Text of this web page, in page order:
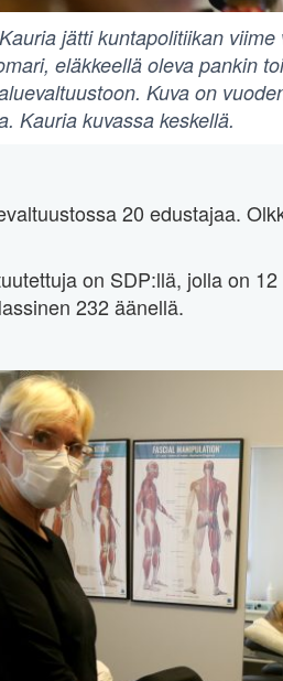
jätti kuntapolitiikan
eläkkeellä oleva pankin
Kuva on
Kauria kuvassa keskellä.
20 edustajaa.
on SDP:llä, jolla on
232 äänellä.